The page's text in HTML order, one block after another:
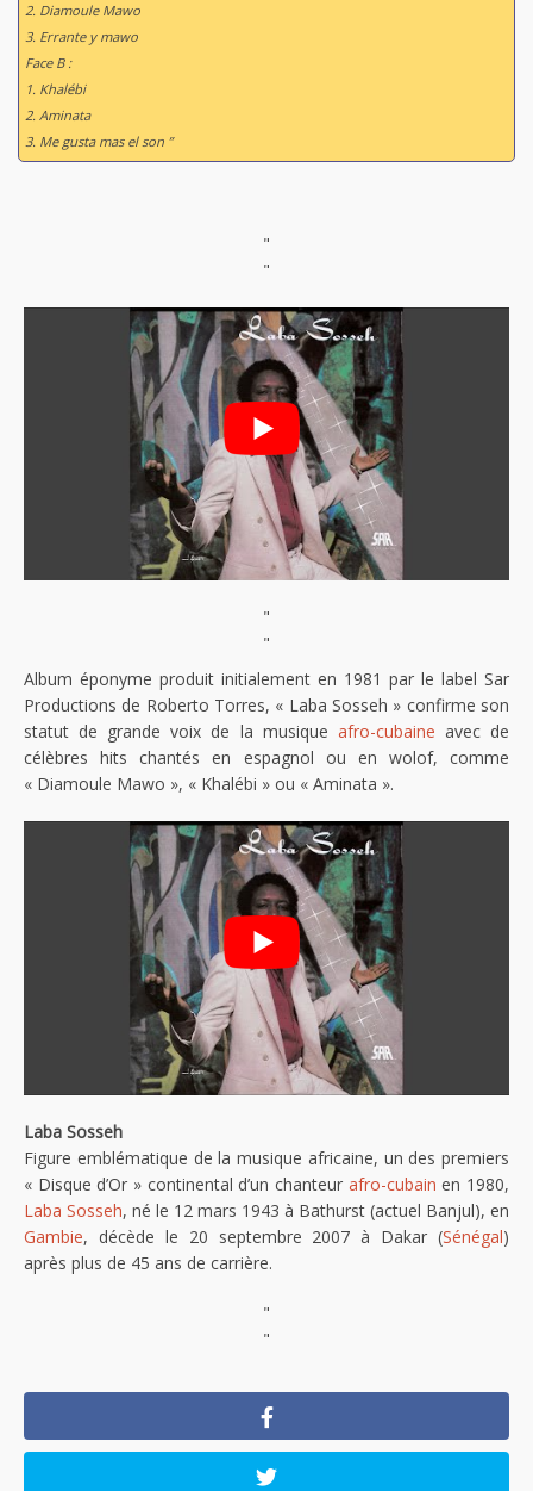
2. Diamoule Mawo
3. Errante y mawo
Face B :
1. Khalébi
2. Aminata
3. Me gusta mas el son ”
"
"
"
"
Album éponyme produit initialement en 1981 par le label Sar
Productions de Roberto Torres, « Laba Sosseh » confirme son
statut de grande voix de la musique afro-cubaine avec de
célèbres hits chantés en espagnol ou en wolof, comme
« Diamoule Mawo », « Khalébi » ou « Aminata ».
Laba Sosseh
Figure emblématique de la musique africaine, un des premiers
« Disque d’Or » continental d’un chanteur afro-cubain en 1980,
Laba Sosseh, né le 12 mars 1943 à Bathurst (actuel Banjul), en
Gambie, décède le 20 septembre 2007 à Dakar (Sénégal)
après plus de 45 ans de carrière.
"
"